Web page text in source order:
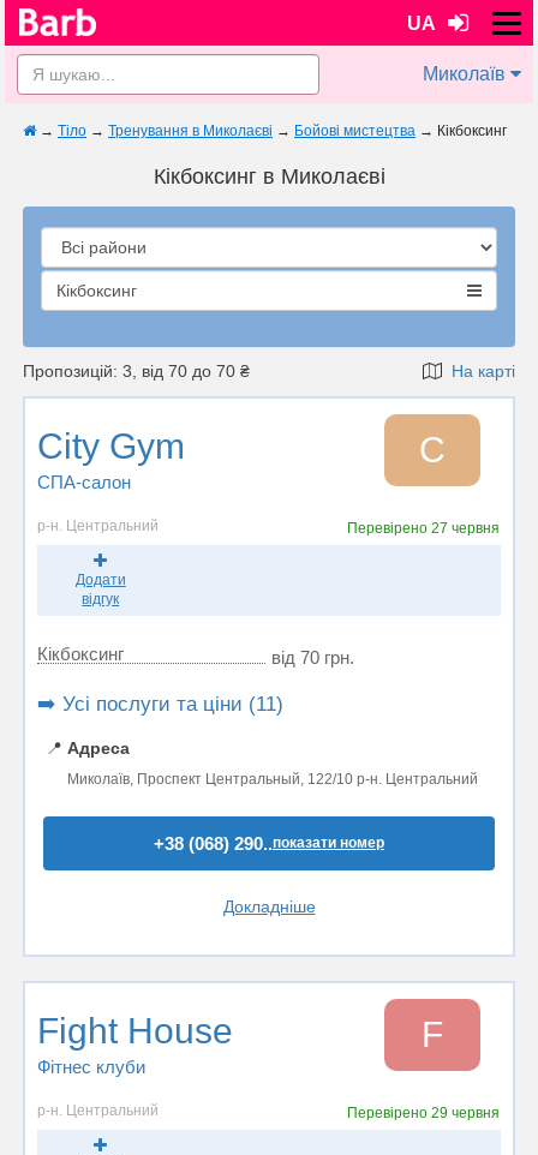
UA
Миколаїв
→ Тіло → Тренування в Миколаєві → Бойові мистецтва → Кікбоксинг
Кікбоксинг в Миколаєві
Кікбоксинг
Пропозицій: 3, від 70 до 70 ₴ На карті
City Gym
СПА-салон
C
р-н. Центральний Перевірено27 червня
Додати
відгук
Кікбоксинг від 70 грн.
➡️ Усі послуги та ціни (11)
📍 Адреса
Миколаїв, Проспект Центральный, 122/10 р-н. Центральний
+38 (068) 290..показати номер
Докладніше
Fight House
Фітнес клуби
F
р-н. Центральний Перевірено29 червня